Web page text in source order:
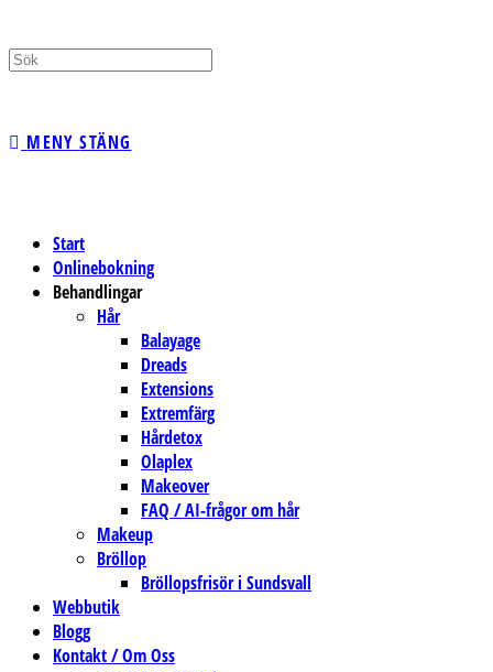
WEBBPLATSSÖKNING
MENY STÄNG
Start
Onlinebokning
Behandlingar
Hår
Balayage
Dreads
Extensions
Extremfärg
Hårdetox
Olaplex
Makeover
FAQ / AI-frågor om hår
Makeup
Bröllop
Bröllopsfrisör i Sundsvall
Webbutik
Blogg
Kontakt / Om Oss